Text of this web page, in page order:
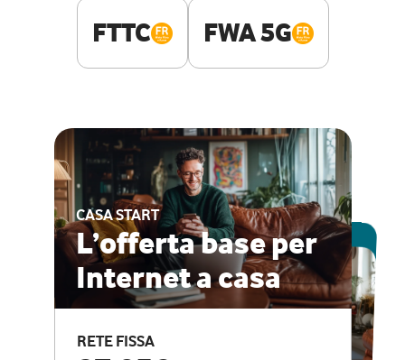
FTTC FWA 5G
CASA START
L’offerta base per
Internet a casa
RETE FISSA
ESCLUSIVA ONLINE
CASA PRO
Internet veloce e